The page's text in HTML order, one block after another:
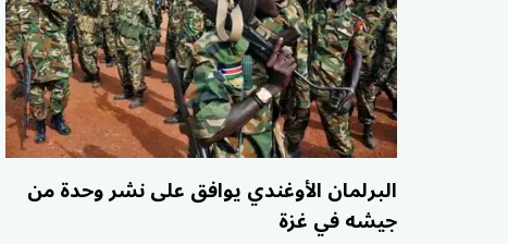
البرلمان الأوغندي يوافق على نشر وحدة من
جيشه في غزة